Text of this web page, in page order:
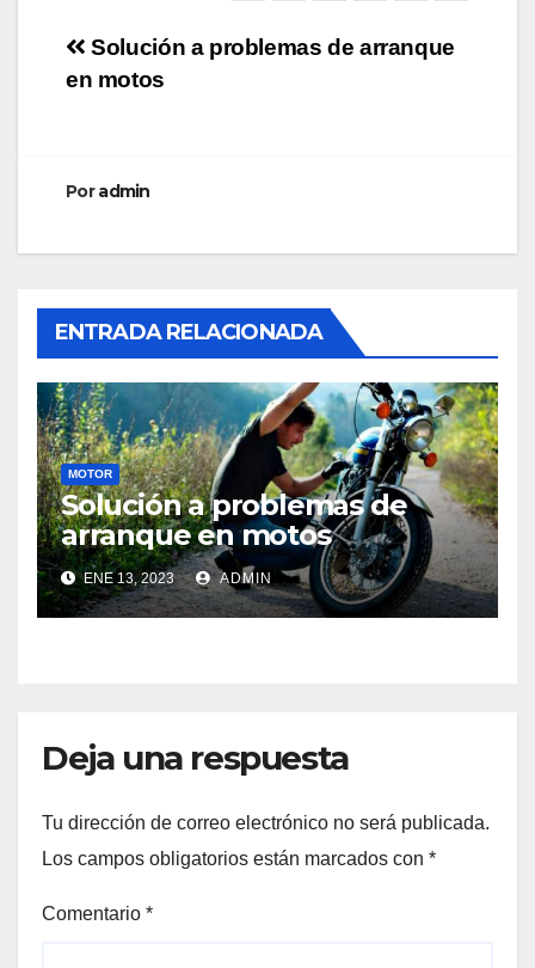
Navegación
Solución a problemas de arranque
en motos
Poradmin
ENTRADA RELACIONADA
MOTOR
Solución a problemas de
arranque en motos
ENE 13, 2023 ADMIN
Deja una respuesta
Tu dirección de correo electrónico no será publicada.
Los campos obligatorios están marcados con *
Comentario *